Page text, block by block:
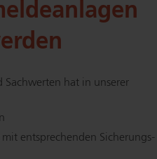
Sachwerten hat in unserer
ent­spre­chen­den Si­che­rungs­